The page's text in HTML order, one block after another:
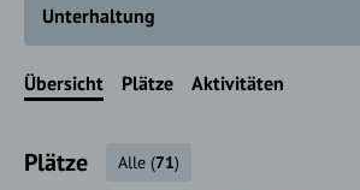
Unterhaltung
Übersicht Plätze Aktivitäten
Plätze Alle (71)